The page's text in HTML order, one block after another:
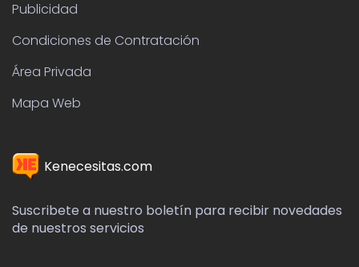
Publicidad
Condiciones de Contratación
Área Privada
Mapa Web
Kenecesitas.com
Suscribete a nuestro boletín para recibir novedades
de nuestros servicios